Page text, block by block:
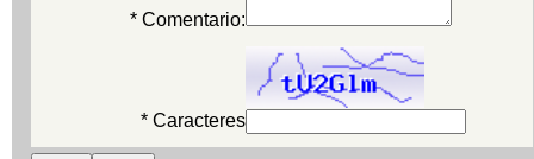
* Comentario:
* Caracteres